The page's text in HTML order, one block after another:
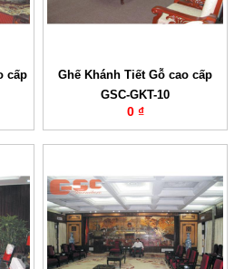
cấp
Ghế Khánh Tiết Gỗ cao cấp
GSC-GKT-10
0 ₫